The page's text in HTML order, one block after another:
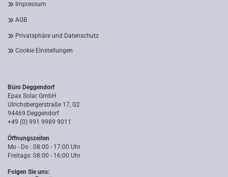
Impressum
AGB
Privatsphäre und Datenschutz
Cookie Einstellungen
Büro Deggendorf
Epax Solar GmbH
Ulrichsbergerstraße 17, G2
94469 Deggendorf
+49 (0) 991 9989 9011
Öffnungszeiten
Mo - Do : 08:00 - 17:00 Uhr
Freitags: 08:00 - 16:00 Uhr
Folgen Sie uns: